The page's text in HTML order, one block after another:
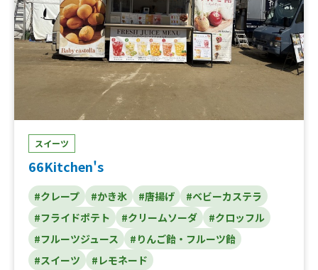
スイーツ
66Kitchen's
#クレープ #かき氷 #唐揚げ
#ベビーカステラ
#フライドポテト
#クリームソーダ
#クロッフル
#フルーツジュース
#りんご飴・フルーツ飴
#スイーツ
#レモネード